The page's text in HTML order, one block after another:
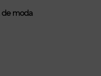
de moda